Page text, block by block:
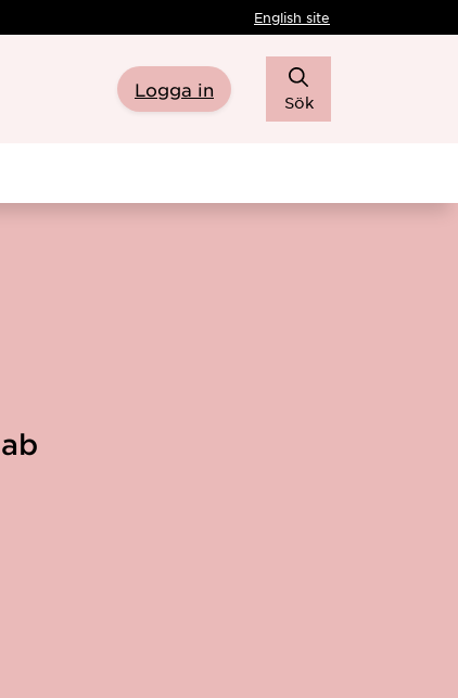
English site
Logga in
Sök